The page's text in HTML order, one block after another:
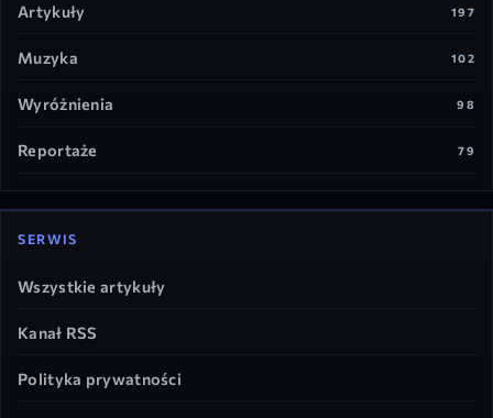
Artykuły 197
Muzyka 102
Wyróżnienia 98
Reportaże 79
SERWIS
Wszystkie artykuły
Kanał RSS
Polityka prywatności